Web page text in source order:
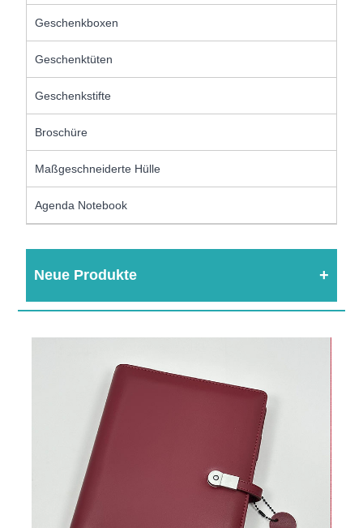
Geschenkboxen
Geschenktüten
Geschenkstifte
Broschüre
Maßgeschneiderte Hülle
Agenda Notebook
Neue Produkte